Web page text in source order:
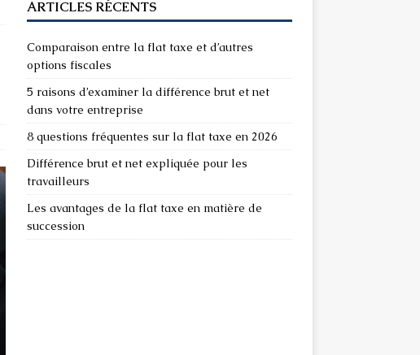
ARTICLES RÉCENTS
Comparaison entre la flat taxe et d’autres
options fiscales
5 raisons d’examiner la différence brut et net
dans votre entreprise
8 questions fréquentes sur la flat taxe en 2026
Différence brut et net expliquée pour les
travailleurs
Les avantages de la flat taxe en matière de
succession